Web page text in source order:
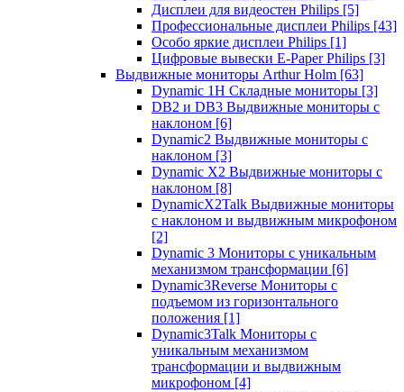
Дисплеи для видеостен Philips [5]
Профессиональные дисплеи Philips [43]
Особо яркие дисплеи Philips [1]
Цифровые вывески E-Paper Philips [3]
Выдвижные мониторы Arthur Holm [63]
Dynamic 1Н Складные мониторы [3]
DB2 и DB3 Выдвижные мониторы с
наклоном [6]
Dynamic2 Выдвижные мониторы с
наклоном [3]
Dynamic X2 Выдвижные мониторы с
наклоном [8]
DynamicX2Talk Выдвижные мониторы
с наклоном и выдвижным микрофоном
[2]
Dynamic 3 Мониторы с уникальным
механизмом трансформации [6]
Dynamic3Reverse Мониторы с
подъемом из горизонтального
положения [1]
Dynamic3Talk Мониторы с
уникальным механизмом
трансформации и выдвижным
микрофоном [4]